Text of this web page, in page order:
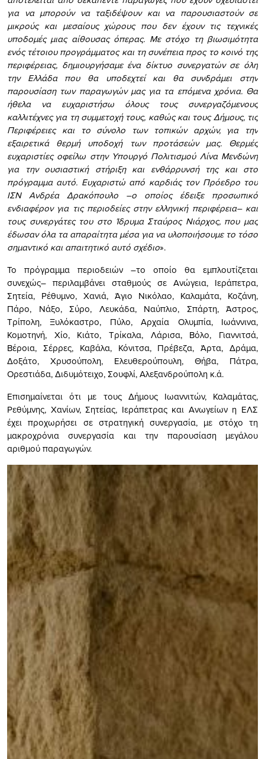
για να μπορούν να ταξιδέψουν και να παρουσιαστούν σε
μικρούς και μεσαίους χώρους που δεν έχουν τις τεχνικές
υποδομές μιας αίθουσας όπερας. Με στόχο τη βιωσιμότητα
ενός τέτοιου προγράμματος και τη συνέπεια προς το κοινό της
περιφέρειας, δημιουργήσαμε ένα δίκτυο συνεργατών σε όλη
την Ελλάδα που θα υποδεχτεί και θα συνδράμει στην
παρουσίαση των παραγωγών μας για τα επόμενα χρόνια. Θα
ήθελα να ευχαριστήσω όλους τους συνεργαζόμενους
καλλιτέχνες για τη συμμετοχή τους, καθώς και τους Δήμους, τις
Περιφέρειες και το σύνολο των τοπικών αρχών, για την
εξαιρετικά θερμή υποδοχή των προτάσεών μας. Θερμές
ευχαριστίες οφείλω στην Υπουργό Πολιτισμού Λίνα Μενδώνη
για την ουσιαστική στήριξη και ενθάρρυνσή της και στο
πρόγραμμα αυτό. Ευχαριστώ από καρδιάς τον Πρόεδρο του
ΙΣΝ Ανδρέα Δρακόπουλο –ο οποίος έδειξε προσωπικό
ενδιαφέρον για τις περιοδείες στην ελληνική περιφέρεια– και
τους συνεργάτες του στο Ίδρυμα Σταύρος Νιάρχος, που μας
έδωσαν όλα τα απαραίτητα μέσα για να υλοποιήσουμε το τόσο
σημαντικό και απαιτητικό αυτό σχέδιο».
Το πρόγραμμα περιοδειών –το οποίο θα εμπλουτίζεται
συνεχώς– περιλαμβάνει σταθμούς σε Ανώγεια, Ιεράπετρα,
Σητεία, Ρέθυμνο, Χανιά, Άγιο Νικόλαο, Καλαμάτα, Κοζάνη,
Πάρο, Νάξο, Σύρο, Λευκάδα, Ναύπλιο, Σπάρτη, Άστρος,
Τρίπολη, Ξυλόκαστρο, Πύλο, Αρχαία Ολυμπία, Ιωάννινα,
Κομοτηνή, Χίο, Κιάτο, Τρίκαλα, Λάρισα, Βόλο, Γιαννιτσά,
Βέροια, Σέρρες, Καβάλα, Κόνιτσα, Πρέβεζα, Άρτα, Δράμα,
Δοξάτο, Χρυσούπολη, Ελευθερούπουλη, Θήβα, Πάτρα,
Ορεστιάδα, Διδυμότειχο, Σουφλί, Αλεξανδρούπολη κ.ά.
Επισημαίνεται ότι με τους Δήμους Ιωαννιτών, Καλαμάτας,
Ρεθύμνης, Χανίων, Σητείας, Ιεράπετρας και Ανωγείων η ΕΛΣ
έχει προχωρήσει σε στρατηγική συνεργασία, με στόχο τη
μακροχρόνια συνεργασία και την παρουσίαση μεγάλου
αριθμού παραγωγών.